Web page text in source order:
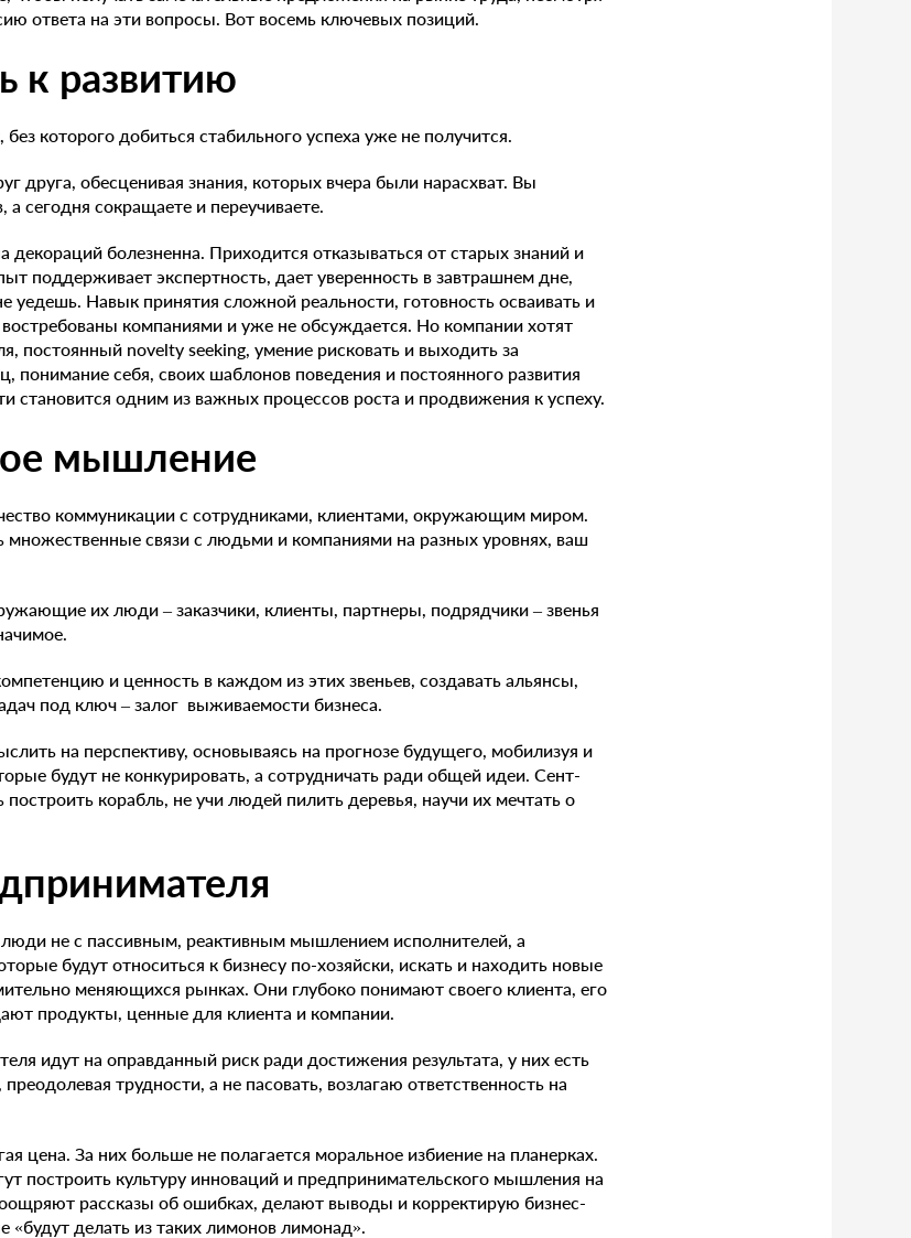
ответа на эти вопросы. Вот восемь ключевых позиций.
к развитию
которого добиться стабильного успеха уже не получится.
друга, обесценивая знания, которых вчера были нарасхват. Вы
сегодня сокращаете и переучиваете.
декораций болезненна. Приходится отказываться от старых знаний и
поддерживает экспертность, дает уверенность в завтрашнем дне,
уедешь. Навык принятия сложной реальности, готовность осваивать и
компаниями и уже не обсуждается. Но компании хотят
постоянный novelty seeking, умение рисковать и выходить за
себя, своих шаблонов поведения и постоянного развития
становится одним из важных процессов роста и продвижения к успеху.
мышление
коммуникации с сотрудниками, клиентами, окружающим миром.
множественные связи с людьми и компаниями на разных уровнях, ваш
их люди – заказчики, клиенты, партнеры, подрядчики – звенья
и ценность в каждом из этих звеньев, создавать альянсы,
под ключ – залог выживаемости бизнеса.
на перспективу, основываясь на прогнозе будущего, мобилизуя и
будут не конкурировать, а сотрудничать ради общей идеи. Сент-
корабль, не учи людей пилить деревья, научи их мечтать о
не с пассивным, реактивным мышлением исполнителей, а
будут относиться к бизнесу по-хозяйски, искать и находить новые
меняющихся рынках. Они глубоко понимают своего клиента, его
продукты, ценные для клиента и компании.
идут на оправданный риск ради достижения результата, у них есть
трудности, а не пасовать, возлагаю ответственность на
цена. За них больше не полагается моральное избиение на планерках.
построить культуру инноваций и предпринимательского мышления на
рассказы об ошибках, делают выводы и корректирую бизнес-
делать из таких лимонов лимонад».